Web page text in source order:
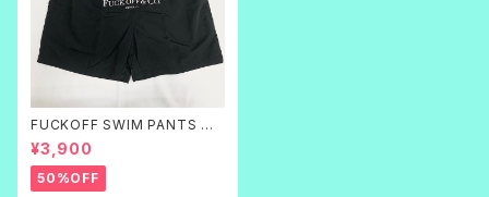
FUCKOFF SWIM PANTS 黒
刺繍
¥3,900
50%OFF